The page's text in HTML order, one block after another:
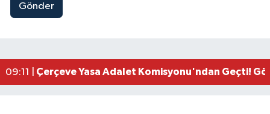
Gönder
17:19 |Kahramanmaraşlı İşçi Adana'daki Tünel
09:11 | Çerçeve Yasa Adalet Komisyonu'ndan Geçti!
09:04 |Kahramanmaraş'taki Okul Saldırısı TBMM